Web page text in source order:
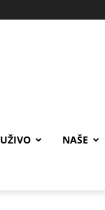
UŽIVO NAŠE